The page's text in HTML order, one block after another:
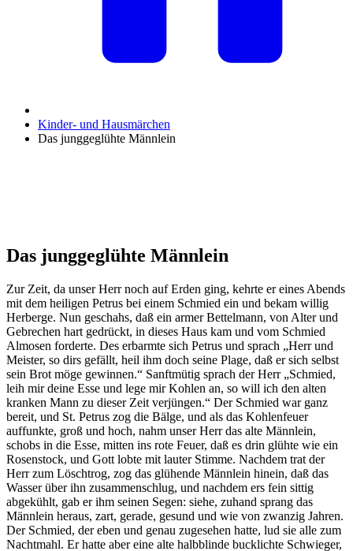
Kinder- und Hausmärchen
Das junggeglühte Männlein
Das junggeglühte Männlein
Zur Zeit, da unser Herr noch auf Erden ging, kehrte er eines Abends
mit dem heiligen Petrus bei einem Schmied ein und bekam willig
Herberge. Nun geschahs, daß ein armer Bettelmann, von Alter und
Gebrechen hart gedrückt, in dieses Haus kam und vom Schmied
Almosen forderte. Des erbarmte sich Petrus und sprach „Herr und
Meister, so dirs gefällt, heil ihm doch seine Plage, daß er sich selbst
sein Brot möge gewinnen.“ Sanftmütig sprach der Herr „Schmied,
leih mir deine Esse und lege mir Kohlen an, so will ich den alten
kranken Mann zu dieser Zeit verjüngen.“ Der Schmied war ganz
bereit, und St. Petrus zog die Bälge, und als das Kohlenfeuer
auffunkte, groß und hoch, nahm unser Herr das alte Männlein,
schobs in die Esse, mitten ins rote Feuer, daß es drin glühte wie ein
Rosenstock, und Gott lobte mit lauter Stimme. Nachdem trat der
Herr zum Löschtrog, zog das glühende Männlein hinein, daß das
Wasser über ihn zusammenschlug, und nachdem ers fein sittig
abgekühlt, gab er ihm seinen Segen: siehe, zuhand sprang das
Männlein heraus, zart, gerade, gesund und wie von zwanzig Jahren.
Der Schmied, der eben und genau zugesehen hatte, lud sie alle zum
Nachtmahl. Er hatte aber eine alte halbblinde bucklichte Schwieger,